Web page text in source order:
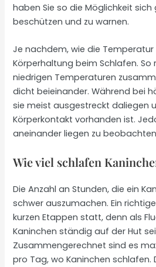
haben Sie so die Möglichkeit sich
beschützen und zu warnen.
Je nachdem, wie die Temperatur
Körperhaltung beim Schlafen. So
niedrigen Temperaturen
dicht beieinander. Während bei
sie meist ausgestreckt daliegen
Körperkontakt vorhanden ist.
aneinander liegen zu
Wie viel schlafen
Die Anzahl an Stunden, die ein
schwer auszumachen. Ein
kurzen Etappen statt, denn als
Kaninchen ständig auf der Hut
Zusammengerechnet sind es
pro Tag, wo Kaninchen schlafen.